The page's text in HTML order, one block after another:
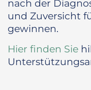
nach der
und Zuversicht
gewinnen.
Hier finden Sie